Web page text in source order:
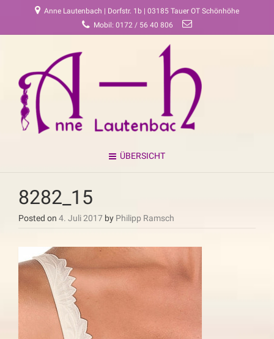
Anne Lautenbach | Dorfstr. 1b | 03185 Tauer OT Schönhöhe
Mobil: 0172 / 56 40 806
ÜBERSICHT
8282_15
Posted on 4. Juli 2017 by Philipp Ramsch